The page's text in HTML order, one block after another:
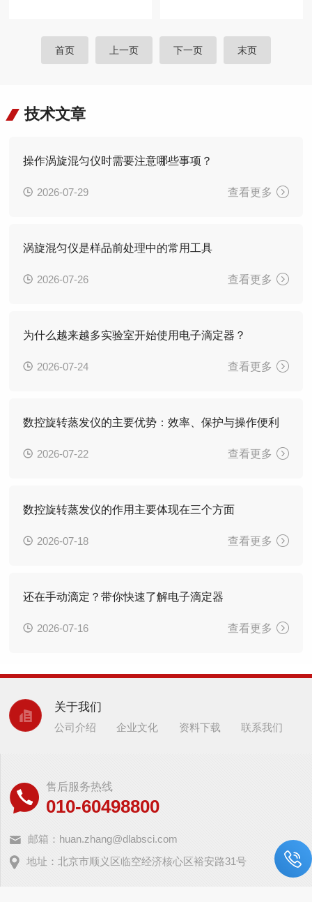
首页 上一页 下一页 末页
技术文章
操作涡旋混匀仪时需要注意哪些事项？
2026-07-29 查看更多
涡旋混匀仪是样品前处理中的常用工具
2026-07-26 查看更多
为什么越来越多实验室开始使用电子滴定器？
2026-07-24 查看更多
数控旋转蒸发仪的主要优势：效率、保护与操作便利
2026-07-22 查看更多
数控旋转蒸发仪的作用主要体现在三个方面
2026-07-18 查看更多
还在手动滴定？带你快速了解电子滴定器
2026-07-16 查看更多
关于我们
公司介绍 企业文化 资料下载 联系我们
售后服务热线
010-60498800
邮箱：huan.zhang@dlabsci.com
地址：北京市顺义区临空经济核心区裕安路31号